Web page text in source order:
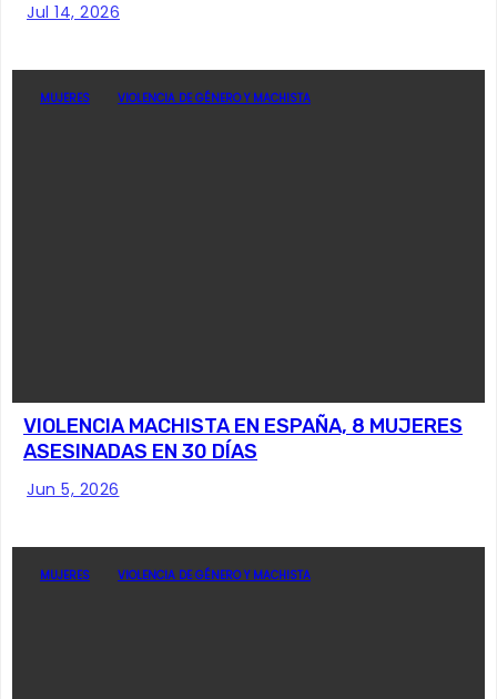
Jul 14, 2026
MUJERES VIOLENCIA DE GÉNERO Y MACHISTA
VIOLENCIA MACHISTA EN ESPAÑA, 8 MUJERES
ASESINADAS EN 30 DÍAS
Jun 5, 2026
MUJERES VIOLENCIA DE GÉNERO Y MACHISTA